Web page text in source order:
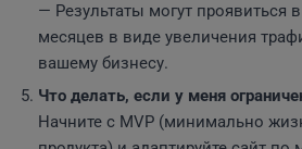
— Результаты могут проявиться
месяцев в виде увеличения
вашему бизнесу.
Что делать, если у меня
Начните с MVP (минимально